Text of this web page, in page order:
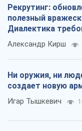
Рекрутинг:
полезный
Диалектика
Александр Кирш
Ни оружия, ни
создает новую
Игар Тышкевич